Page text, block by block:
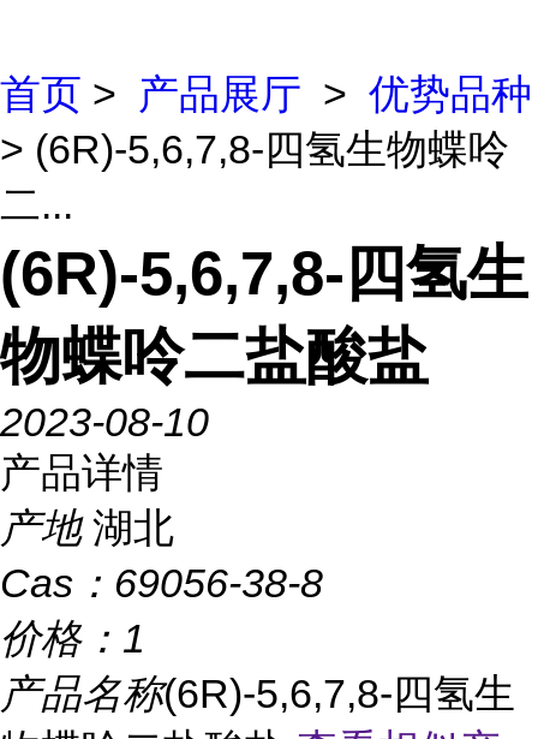
首页 > 产品展厅 > 优势品种
> (6R)-5,6,7,8-四氢生物蝶呤
二...
(6R)-5,6,7,8-四氢生
物蝶呤二盐酸盐
2023-08-10
产品详情
产地 湖北
Cas： 69056-38-8
价格： 1
产品名称(6R)-5,6,7,8-四氢生